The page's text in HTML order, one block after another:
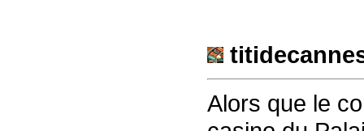
Alors que le